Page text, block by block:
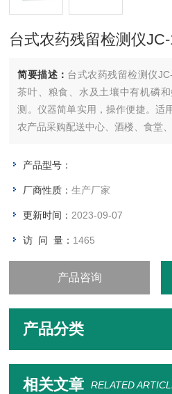
台式农药残留检测仪
简要描述： 台式农药残留检测仪
茶叶、粮食、水及土壤中有机磷
测。仪器简单实用，操作便捷。适
农产品采购配送中心、酒楼、食堂
产品型号：
厂商性质：生产厂家
更新时间： 2023-09-07
访 问 量： 1465
产品咨询
产品分类
相关文章 RELATED